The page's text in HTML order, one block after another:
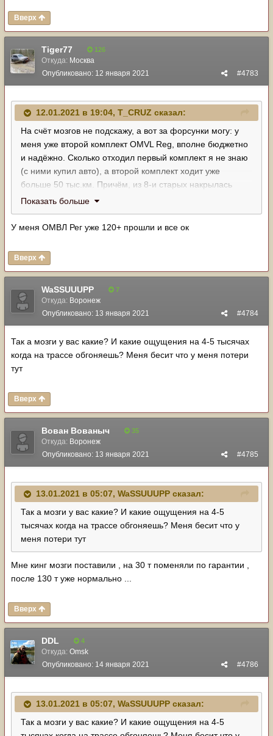
Вверх
Tiger77 126
Откуда: Москва
#4783
Опубликовано: 12 января 2021
12.01.2021 в 19:04, T_CRUZ сказал:
На счёт мозгов не подскажу, а вот за форсунки могу: у
меня уже второй комплект OMVL Reg, вполне бюджетно
и надёжно. Сколько отходил первый комплект я не знаю
(с ними купил авто), а второй комплект ходит уже
больше 50 тыс.км. Причём, из 8-и старых накрылась
только одна, но решил заменить все, чтоб не думалось.
Ремонтники мне сказали, что есть ремкомплектв к ним
(резиновые уплотнители), это тоже гуд. Ещё хвалят
Показать больше
У меня ОМВЛ Рег уже 120+ прошли и все ок
Вверх
WaSSUUUPP 7
Откуда: Воронеж
#4784
Опубликовано: 13 января 2021
Так а мозги у вас какие? И какие ощущения на 4-5 тысячах
когда на трассе обгоняешь? Меня бесит что у меня потери
тут
Вверх
Вован Вованыч 35
Откуда: Воронеж
#4785
Опубликовано: 13 января 2021
13.01.2021 в 05:07, WaSSUUUPP сказал:
Так а мозги у вас какие? И какие ощущения на 4-5
тысячах когда на трассе обгоняешь? Меня бесит что у
меня потери тут
Мне кинг мозги поставили , на 30 т поменяли по гарантии ,
после 130 т уже нормально ...
Вверх
DDL 4
Откуда: Omsk
#4786
Опубликовано: 14 января 2021
13.01.2021 в 05:07, WaSSUUUPP сказал:
Так а мозги у вас какие? И какие ощущения на 4-5